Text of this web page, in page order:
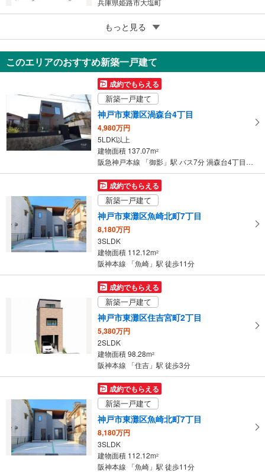
姫路市山田町南山田
300万円
9DK
104.13m2
兵庫県姫路市山田町南山田
もっと見る
このエリアのおすすめ新築一戸建て
成約でもらえる
新築一戸建て
神戸市東灘区渦森台4丁目
4,980万円
5LDK以上
建物面積 137.07m2
阪急神戸本線 「御影」駅 バス7分 渦森台4丁目 バス停下車 徒歩21分
成約でもらえる
新築一戸建て
神戸市東灘区魚崎北町7丁目
8,180万円
3SLDK
建物面積 112.12m2
阪神本線 「魚崎」駅 徒歩11分
成約でもらえる
新築一戸建て
神戸市東灘区住吉宮町2丁目
5,380万円
2SLDK
建物面積 98.28m2
阪神本線 「住吉」駅 徒歩3分
成約でもらえる
新築一戸建て
神戸市東灘区魚崎北町7丁目
8,180万円
3SLDK
建物面積 112.12m2
阪神本線 「魚崎」駅 徒歩11分